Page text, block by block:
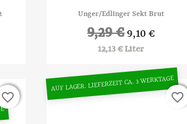
Vorschau
Unger/Edlinger Sekt Brut
9,29 €9,10 €
12,13 € Liter
favorite_border
favorite_border
AUF LAGER. LIEFERZEIT CA. 3 WERKTAGE
favorite_border
favorite_border